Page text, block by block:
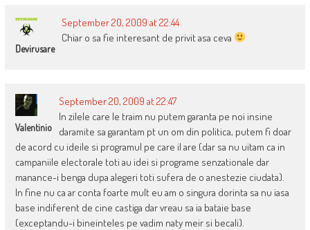
Devirusare
September 20, 2009 at 22:44
Chiar o sa fie interesant de privit asa ceva
Valentinio
September 20, 2009 at 22:47
In zilele care le traim nu putem garanta pe noi insine
daramite sa garantam pt un om din politica, putem fi doar
de acord cu ideile si programul pe care il are (dar sa nu uitam ca in
campaniile electorale toti au idei si programe senzationale dar
manance-i benga dupa alegeri toti sufera de o anestezie ciudata).
In fine nu ca ar conta foarte mult eu am o singura dorinta sa nu iasa
base indiferent de cine castiga dar vreau sa ia bataie base
(exceptandu-i bineinteles pe vadim naty meir si becali).